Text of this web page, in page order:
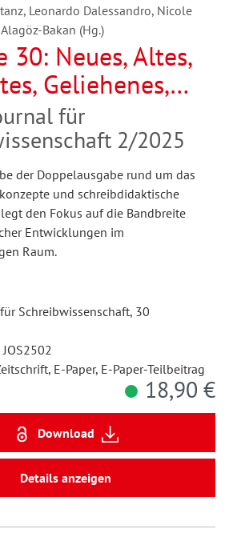
Leonardo Dalessandro, Nicole
Bakan (Hg.)
30: Neues, Altes,
Geliehenes,
und
- Teil I
für
2/2025
der Doppelausgabe rund um das
und schreibdidaktische
den Fokus auf die Bandbreite
Entwicklungen im
Raum.
Schreibwissenschaft, 30
E-Paper, E-Paper-Teilbeitrag
18,90 €
Download
Details anzeigen